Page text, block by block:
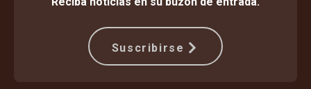
Suscribirse